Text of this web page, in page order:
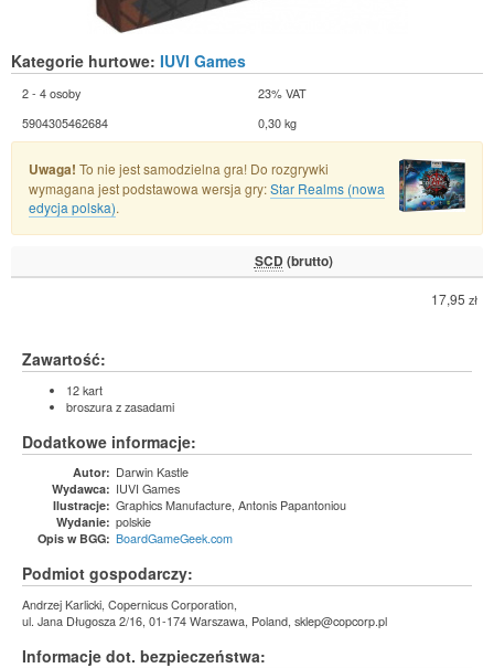
Kategorie hurtowe: IUVI Games
2 - 4 osoby
23% VAT
5904305462684
0,30 kg
Uwaga! To nie jest samodzielna gra! Do rozgrywki
wymagana jest podstawowa wersja gry:Star Realms (nowa
edycja polska).
SCD (brutto)
17,95 zł
Zawartość:
12 kart
broszura z zasadami
Dodatkowe informacje:
Autor: Darwin Kastle
Wydawca: IUVI Games
Ilustracje: Graphics Manufacture, Antonis Papantoniou
Wydanie: polskie
Opis w BGG: BoardGameGeek.com
Podmiot gospodarczy:
Andrzej Karlicki, Copernicus Corporation,
ul. Jana Długosza 2/16, 01-174 Warszawa, Poland, sklep@copcorp.pl
Informacje dot. bezpieczeństwa: